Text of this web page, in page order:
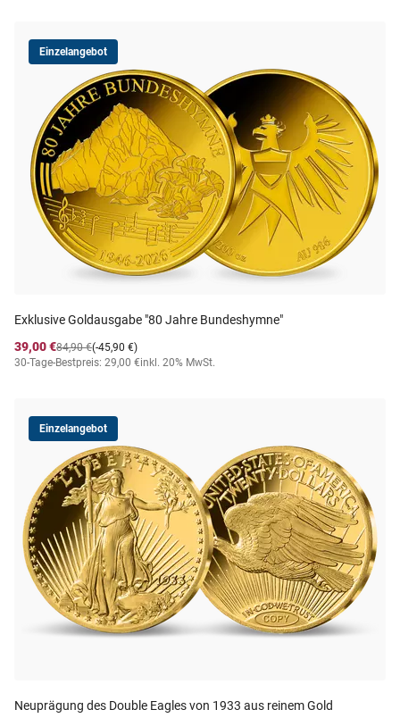
Einzelangebot
Exklusive Goldausgabe "80 Jahre Bundeshymne"
39,00 €
(-45,90 €)
84,90 €
30-Tage-Bestpreis: 29,00 €inkl. 20% MwSt.
Einzelangebot
Neuprägung des Double Eagles von 1933 aus reinem Gold